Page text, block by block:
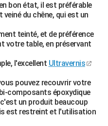
bon état, il est préférable
du chêne, qui est un
teinté, et de préférence
votre table, en préservant
l'excellent Ultravernis
pouvez recouvrir votre
composants époxydique
un produit beaucoup
est restreint et l'utilisation